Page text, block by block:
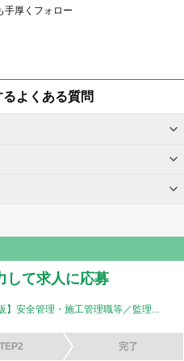
手厚くフォロー
よくある質問
して求人に応募
】安全管理・施工管理職等／監理...
完了